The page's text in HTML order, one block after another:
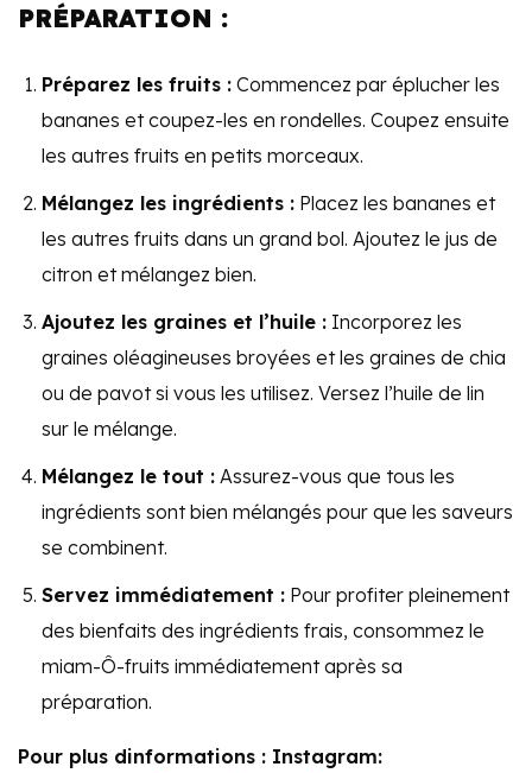
PRÉPARATION :
Préparez les fruits : Commencez par éplucher les
bananes et coupez-les en rondelles. Coupez ensuite
les autres fruits en petits morceaux.
Mélangez les ingrédients : Placez les bananes et
les autres fruits dans un grand bol. Ajoutez le jus de
citron et mélangez bien.
Ajoutez les graines et l’huile : Incorporez les
graines oléagineuses broyées et les graines de chia
ou de pavot si vous les utilisez. Versez l’huile de lin
sur le mélange.
Mélangez le tout : Assurez-vous que tous les
ingrédients sont bien mélangés pour que les saveurs
se combinent.
Servez immédiatement : Pour profiter pleinement
des bienfaits des ingrédients frais, consommez le
miam-Ô-fruits immédiatement après sa
préparation.
Pour plus dinformations : Instagram: